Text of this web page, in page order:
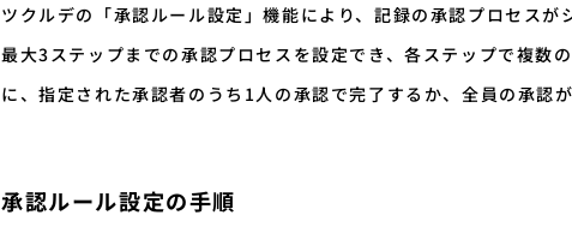
ツクルデの「承認ルール設定」機能により、記録の承認プロセスが
最大3ステップまでの承認プロセスを設定でき、各ステップで複数
に、指定された承認者のうち1人の承認で完了するか、全員の承認
承認ルール設定の手順